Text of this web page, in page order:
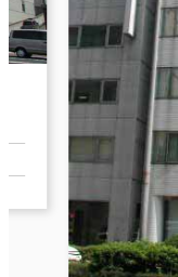
大久保大
長崎市大
交通：長